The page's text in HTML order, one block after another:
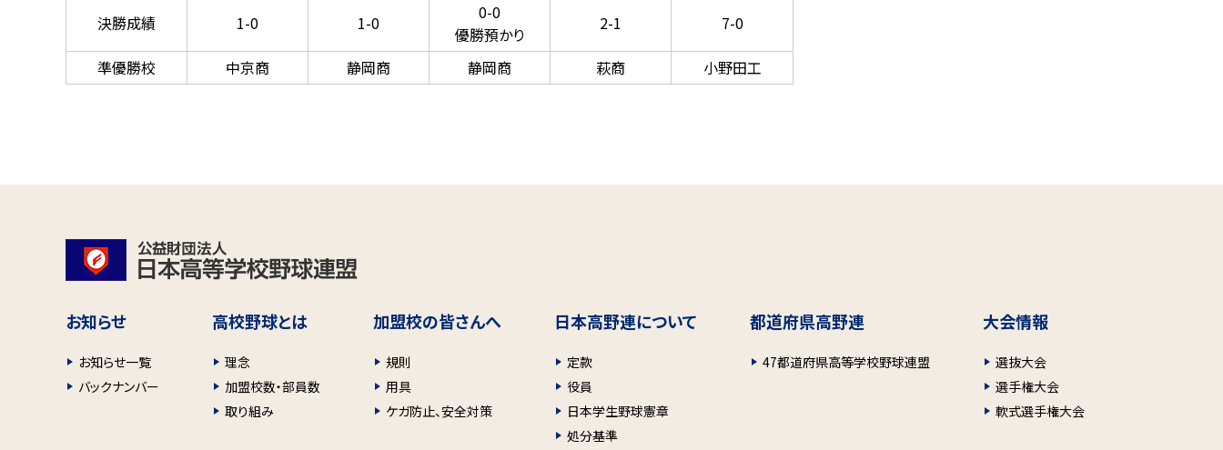
決勝成績
1-0 1-0
0-0
優勝預かり
2-1 7-0
準優勝校 中京商 静岡商 静岡商 萩商 小野田工
お知らせ
お知らせ一覧
バックナンバー
高校野球とは
理念
加盟校数・部員数
取り組み
加盟校の皆さんへ
規則
用具
ケガ防止、安全対策
日本高野連について
定款
役員
日本学生野球憲章
処分基準
都道府県高野連
47都道府県高等学校野球連盟
大会情報
選抜大会
選手権大会
軟式選手権大会